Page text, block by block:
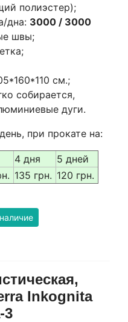
полиэстер);
дна: 3000 / 3000
швы;
см.;
собирается,
дуги.
при прокате на:
4 дня
5 дней
135 грн. 120 грн.
Inkognita
3